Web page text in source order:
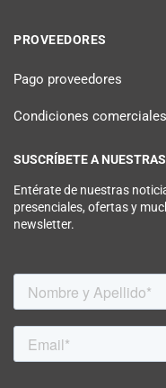
PROVEEDORES
Pago proveedores
Condiciones comerciales
SUSCRÍBETE A
Entérate de nuestras
presenciales, ofertas y
newsletter.